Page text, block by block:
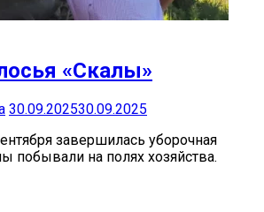
«Скалы»
30.09.202530.09.2025
завершилась уборочная
побывали на полях хозяйства.